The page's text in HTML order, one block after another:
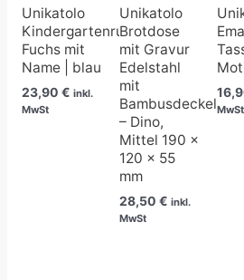
Unikatolo
Kindergartenrucksack
Fuchs mit
Name | blau
23,90 € inkl.
MwSt
Unikatolo
Brotdose
mit Gravur
Edelstahl
mit
Bambusdeckel
– Dino,
Mittel 190 x
120 x 55
mm
28,50€ inkl.
MwSt
MwSt